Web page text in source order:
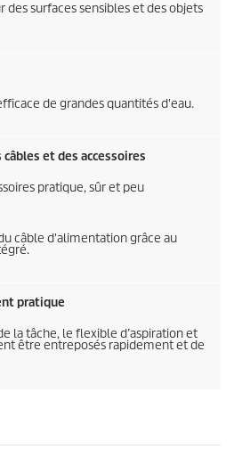
des surfaces sensibles et des objets
de grandes quantités d'eau.
et des accessoires
pratique, sûr et peu
câble d'alimentation grâce au
pratique
la tâche, le flexible d’aspiration et
être entreposés rapidement et de